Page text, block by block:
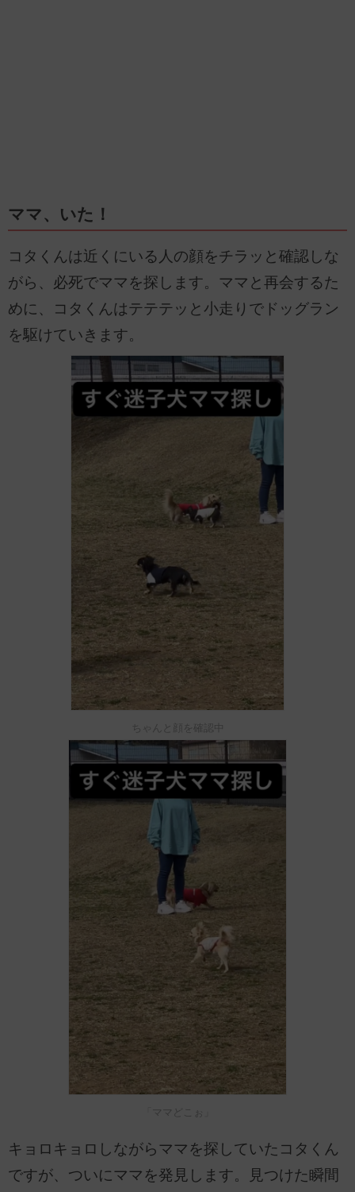
ママ、いた！
コタくんは近くにいる人の顔をチラッと確認しな
がら、必死でママを探します。ママと再会するた
めに、コタくんはテテテッと小走りでドッグラン
を駆けていきます。
ちゃんと顔を確認中
「ママどこぉ」
キョロキョロしながらママを探していたコタくん
ですが、ついにママを発見します。見つけた瞬間